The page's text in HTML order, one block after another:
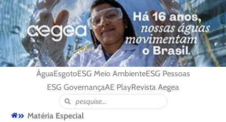
ÁguaEsgotoESG Meio AmbienteESG Pessoas
ESG GovernançaAE PlayRevista Aegea
Matéria Especial